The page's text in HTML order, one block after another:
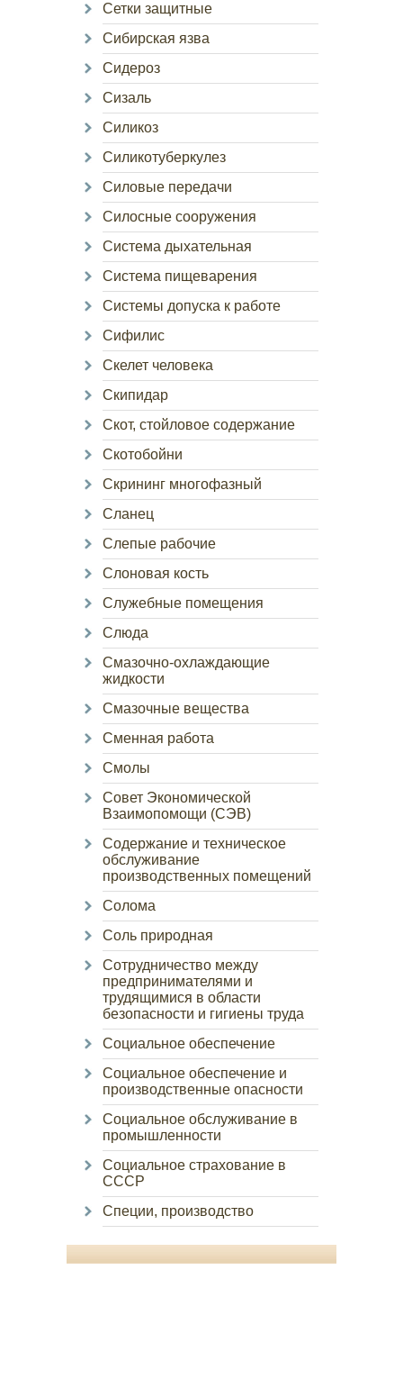
Сетки защитные
Сибирская язва
Сидероз
Сизаль
Силикоз
Силикотуберкулез
Силовые передачи
Силосные сооружения
Система дыхательная
Система пищеварения
Системы допуска к работе
Сифилис
Скелет человека
Скипидар
Скот, стойловое содержание
Скотобойни
Скрининг многофазный
Сланец
Слепые рабочие
Слоновая кость
Служебные помещения
Слюда
Смазочно-охлаждающие
жидкости
Смазочные вещества
Сменная работа
Смолы
Совет Экономической
Взаимопомощи (СЭВ)
Содержание и техническое
обслуживание
производственных помещений
Солома
Соль природная
Сотрудничество между
предпринимателями и
трудящимися в области
безопасности и гигиены труда
Социальное обеспечение
Социальное обеспечение и
производственные опасности
Социальное обслуживание в
промышленности
Социальное страхование в
СССР
Специи, производство